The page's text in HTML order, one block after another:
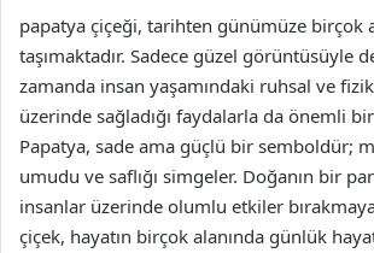
papatya çiçeği, tarihten günümüze birçok
taşımaktadır. Sadece güzel görüntüsüyle
zamanda insan yaşamındaki ruhsal ve
üzerinde sağladığı faydalarla da önemli
Papatya, sade ama güçlü bir semboldür;
umudu ve saflığı simgeler. Doğanın bir
insanlar üzerinde olumlu etkiler
çiçek, hayatın birçok alanında günlük